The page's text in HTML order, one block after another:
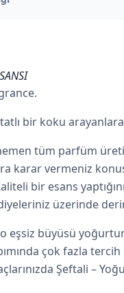
bir koku
tüm parfüm
karar vermeniz
bir esans
üzerinde
eşsiz büyüsü
çok fazla
Şeftali –